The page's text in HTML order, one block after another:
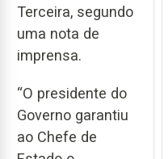
Terceira, segundo
uma nota de
imprensa.
“O presidente do
Governo garantiu
ao Chefe de